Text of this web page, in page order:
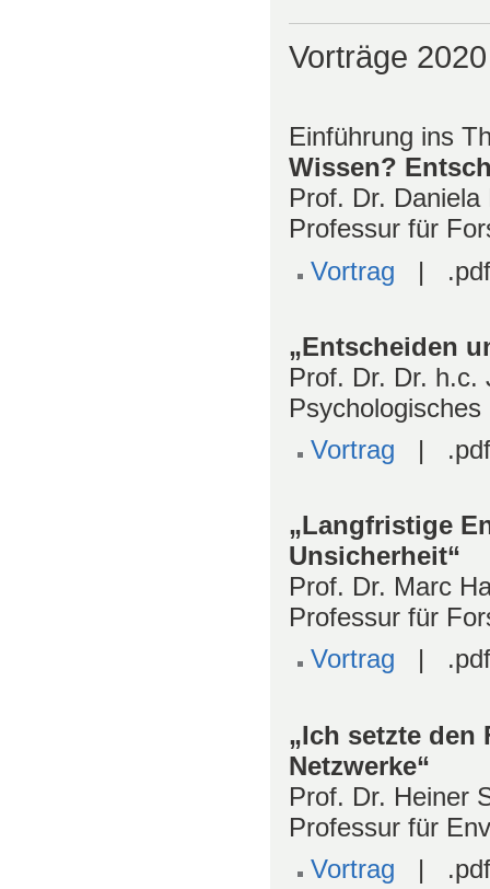
Vorträge 2020
Einführung ins
Wissen?
Prof. Dr.
Professur für
Vortrag |
„Entscheiden
Prof. Dr. Dr. h.c.
Vortrag |
„Langfristige
Unsicherheit“
Prof. Dr. Marc
Professur für
Vortrag |
„Ich setzte
Netzwerke“
Prof. Dr. Heiner
Professur für
Vortrag |